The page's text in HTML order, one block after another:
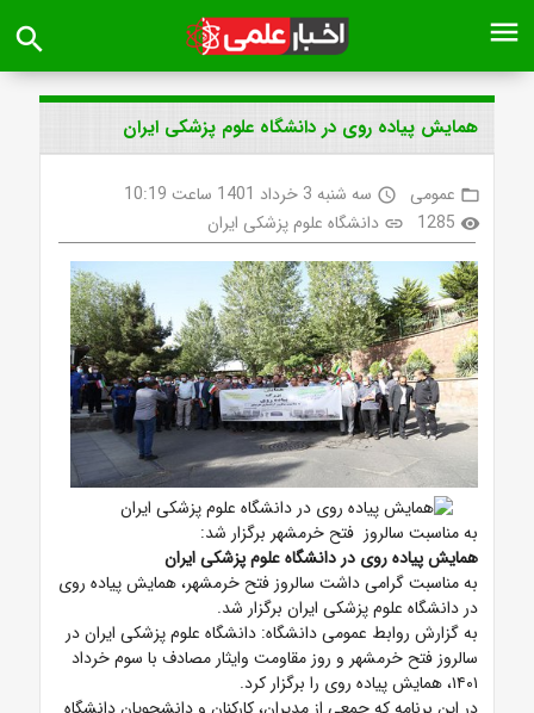
menu
search
همایش پیاده روی در دانشگاه علوم پزشکی ایران
folder_open عمومی access_time سه شنبه 3 خرداد 1401 ساعت 10:19
visibility
1285
link دانشگاه علوم پزشکی ایران
به مناسبت سالروز فتح خرمشهر برگزار شد:
همایش پیاده روی در دانشگاه علوم پزشکی ایران
به مناسبت گرامی داشت سالروز فتح خرمشهر، همایش پیاده روی
در دانشگاه علوم پزشکی ایران برگزار شد.
به گزارش روابط عمومی دانشگاه: دانشگاه علوم پزشکی ایران در
سالروز فتح خرمشهر و روز مقاومت وایثار مصادف با سوم خرداد
۱۴۰۱، همایش پیاده روی را برگزار کرد.